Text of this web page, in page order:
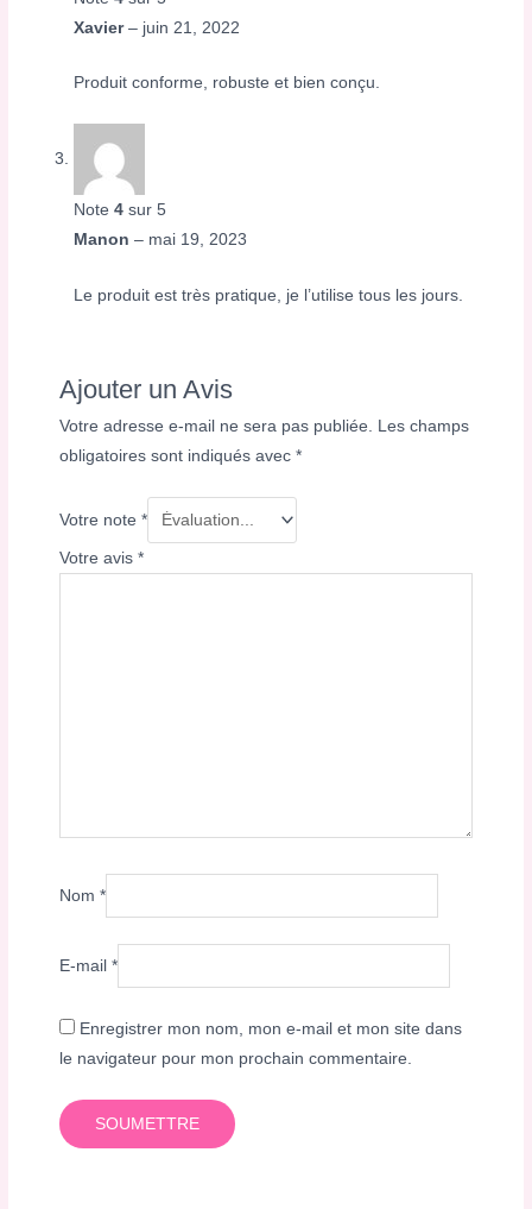
Xavier– juin 21, 2022
Produit conforme, robuste et bien conçu.
Note4 sur 5
Manon– mai 19, 2023
Le produit est très pratique, je l’utilise tous les jours.
Ajouter un Avis
Votre adresse e-mail ne sera pas publiée. Les champs
obligatoires sont indiqués avec*
Votre note*
Votre avis*
Nom*
E-mail*
Enregistrer mon nom, mon e-mail et mon site dans
le navigateur pour mon prochain commentaire.